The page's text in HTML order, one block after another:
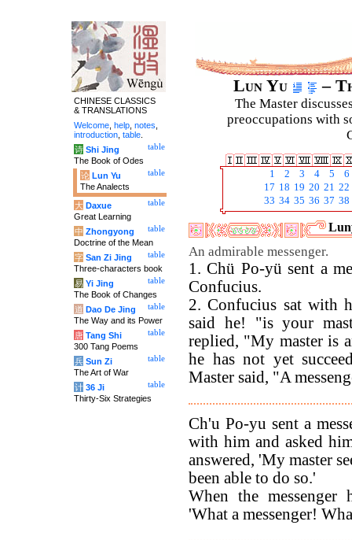
Lun Yu –
The Master
preoccupations with
1 2 3 4 5
6
17 18 19 20 21 22
33 34 35 36 37 38
An admirable messenger.
1. Chü Po-yü sent a
Confucius.
2. Confucius sat with
said he! "is your
replied, "My master is
he has not yet
Master said, "A
Ch'u Po-yu sent a
with him and asked
answered, 'My master
been able to do so.'
When the messenger
'What a messenger!
CHINESE CLASSICS
& TRANSLATIONS
Welcome help notes
introduction table
table
诗 Shi Jing
The Book of Odes
table
论 Lun Yu
The Analects
table
大 Daxue
Great Learning
table
中 Zhongyong
Doctrine of the Mean
table
字 San Zi Jing
Three-characters book
table
易 Yi Jing
The Book of Changes
table
道 Dao De Jing
The Way and its Power
table
唐 Tang Shi
300 Tang Poems
table
兵 Sun Zi
The Art of War
table
计 36 Ji
Thirty-Six Strategies